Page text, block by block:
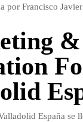
por Francisco
&
España se